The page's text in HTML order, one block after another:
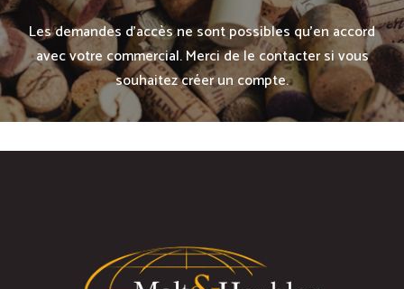
Les demandes d’accès ne sont possibles qu’en accord
avec votre commercial. Merci de le contacter si vous
souhaitez créer un compte.